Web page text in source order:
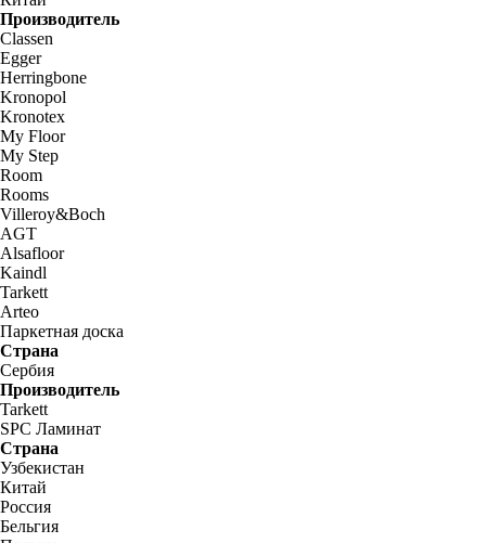
Производитель
Classen
Egger
Herringbone
Kronopol
Kronotex
My Floor
My Step
Room
Rooms
Villeroy&Boch
AGT
Alsafloor
Kaindl
Tarkett
Arteo
Паркетная доска
Страна
Сербия
Производитель
Tarkett
SPC Ламинат
Страна
Узбекистан
Китай
Россия
Бельгия